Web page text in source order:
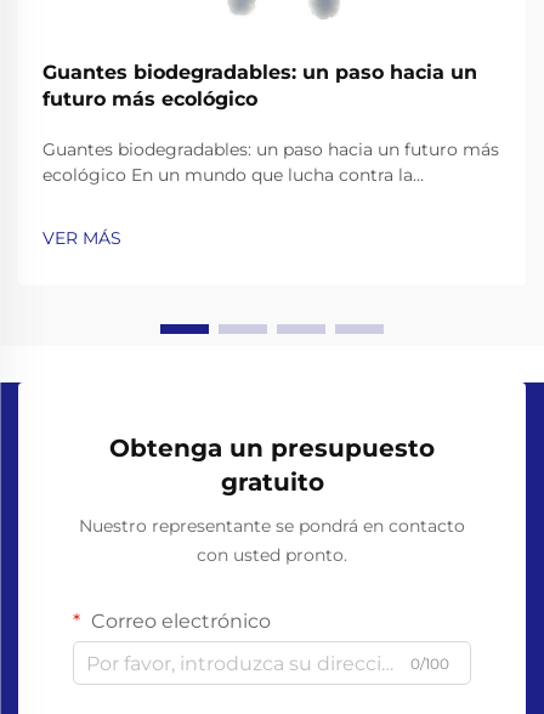
Guantes biodegradables: un paso hacia un
futuro más ecológico
Guantes biodegradables: un paso hacia un futuro más
ecológico En un mundo que lucha contra la
ecológicas a los productos cotidianos se ha vuelto
VER MÁS
Obtenga un presupuesto
gratuito
Nuestro representante se pondrá en contacto
con usted pronto.
Correo electrónico
0/100